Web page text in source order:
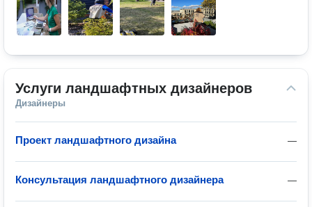
Услуги ландшафтных дизайнеров
Дизайнеры
—
Проект ландшафтного дизайна
—
Консультация ландшафтного дизайнера